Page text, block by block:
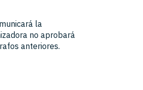
la
no aprobará
anteriores.